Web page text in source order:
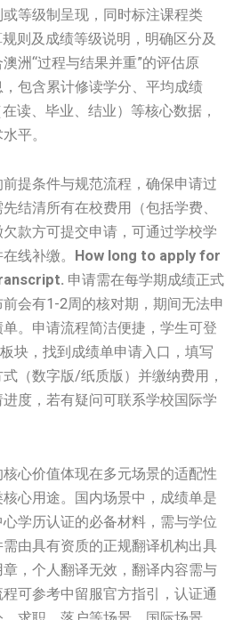
等级制呈现，同时标注课程类
则及成绩等级说明，明确区分及
洲“过程与结果并重”的评估原
包含累计修读学分、平均成绩
在读、毕业、结业）等核心数据，
平。
提条件与规范流程，确保申请过
结清所有在校费用（包括学费、
款方可提交申请，可通过学校学
线补缴。
How long to apply for
申请需在每学期成绩正式
会有1-2周的核对期，期间无法申
。申请流程简洁便捷，学生可登
块，找到成绩单申请入口，填写
（数字版/纸质版）并缴纳费用，
度，若有疑问可联系学校国际学
心价值体现在多元场景的适配性
心用途。国内场景中，成绩单是
学历认证的必备材料，需与学位
由具有资质的正规翻译机构出具
，个人翻译无效，翻译内容需与
可参考中留服官方指引，认证通